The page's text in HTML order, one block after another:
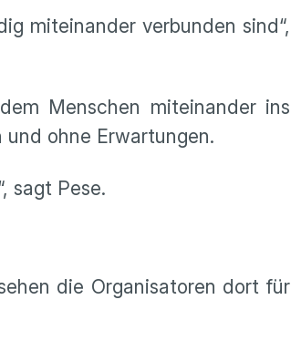
miteinander verbunden sind“,
Menschen miteinander ins
ohne Erwartungen.
sagt Pese.
die Organisatoren dort für